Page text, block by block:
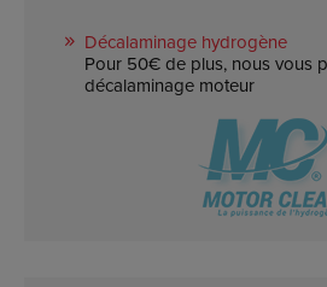
Décalaminage hydrogène
Pour 50€ de plus, nous vous
décalaminage moteur